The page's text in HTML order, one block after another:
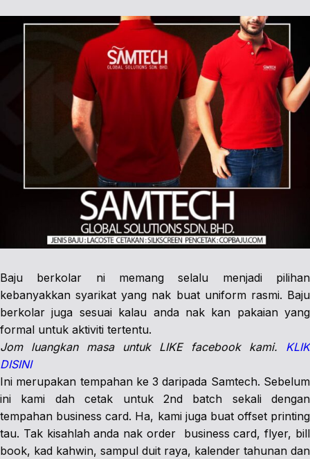
Baju berkolar ni memang selalu menjadi pilihan
kebanyakkan syarikat yang nak buat uniform rasmi. Baju
berkolar juga sesuai kalau anda nak kan pakaian yang
formal untuk aktiviti tertentu.
Jom luangkan masa untuk LIKE facebook kami. KLIK
DISINI
Ini merupakan tempahan ke 3 daripada Samtech. Sebelum
ini kami dah cetak untuk 2nd batch sekali dengan
tempahan business card. Ha, kami juga buat offset printing
tau. Tak kisahlah anda nak order business card, flyer, bill
book, kad kahwin, sampul duit raya, kalender tahunan dan